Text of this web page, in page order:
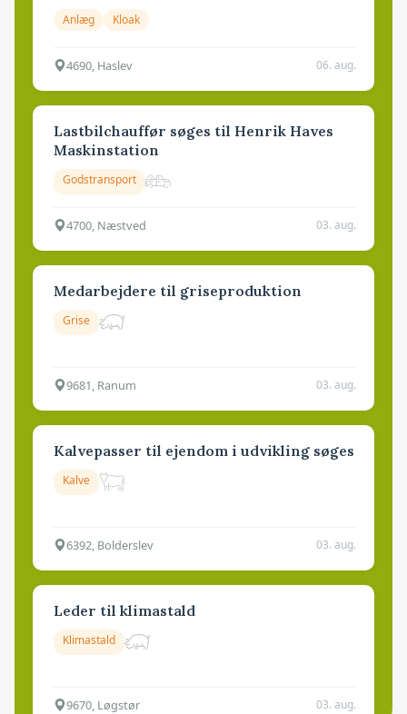
Anlæg Kloak
4690, Haslev 06. aug.
Lastbilchauffør søges til Henrik Haves
Maskinstation
Godstransport
4700, Næstved 03. aug.
Medarbejdere til griseproduktion
Grise
9681, Ranum 03. aug.
Kalvepasser til ejendom i udvikling søges
Kalve
6392, Bolderslev 03. aug.
Leder til klimastald
Klimastald
9670, Løgstør 03. aug.